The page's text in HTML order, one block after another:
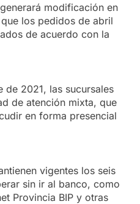
modificación en
los pedidos de abril
de acuerdo con la
de 2021, las sucursales
de atención mixta, que
en forma presencial
vigentes los seis
sin ir al banco, como
Provincia BIP y otras